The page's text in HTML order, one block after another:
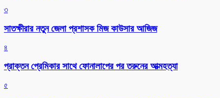
৩
সাতক্ষীরার নতুন জেলা প্রশাসক মিজ কাউসার আজিজ
৪
প্রাক্তন প্রেমিকার সাথে ফোনালাপের পর তরুনের আত্মহত্যা
৫